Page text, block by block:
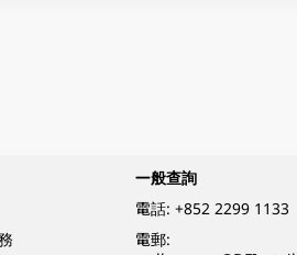
一般查詢
電話: +852 2299 1133
電郵: